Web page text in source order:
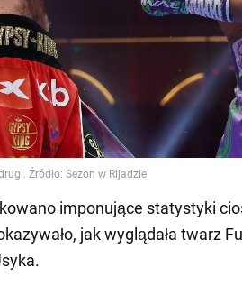
imponujące statystyki
jak wyglądała twarz